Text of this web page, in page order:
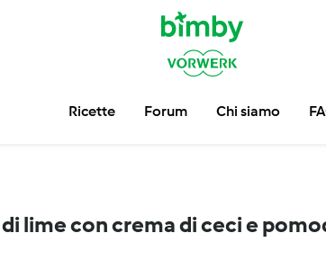
Ricette Forum Chi siamo
lime con crema di ceci e